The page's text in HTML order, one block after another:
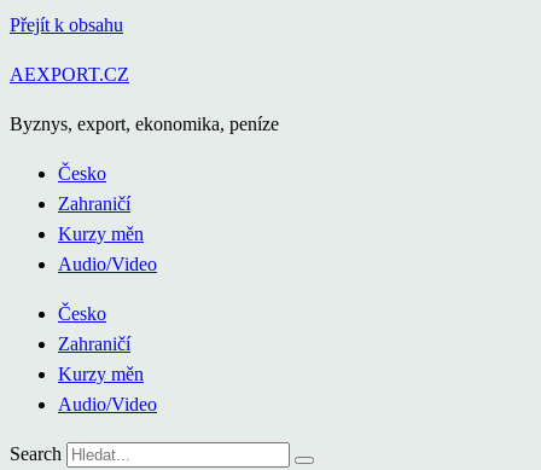
Přejít k obsahu
AEXPORT.CZ
Byznys, export, ekonomika, peníze
Česko
Zahraničí
Kurzy měn
Audio/Video
Česko
Zahraničí
Kurzy měn
Audio/Video
Search